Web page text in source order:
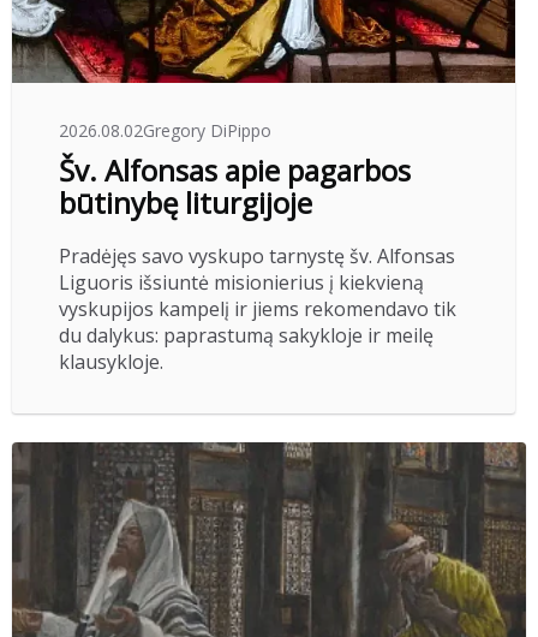
2026.08.02Gregory DiPippo
Šv. Alfonsas apie pagarbos
būtinybę liturgijoje
Pradėjęs savo vyskupo tarnystę šv. Alfonsas
Liguoris išsiuntė misionierius į kiekvieną
vyskupijos kampelį ir jiems rekomendavo tik
du dalykus: paprastumą sakykloje ir meilę
klausykloje.